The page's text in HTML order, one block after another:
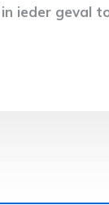
ieder geval